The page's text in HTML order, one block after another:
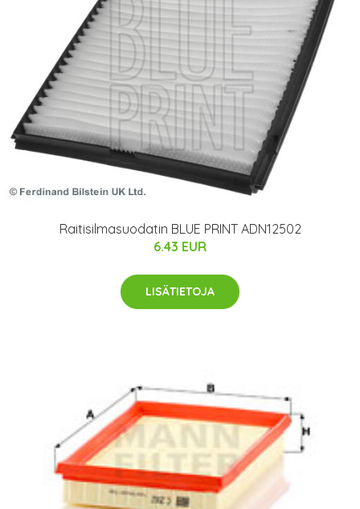
Raitisilmasuodatin BLUE PRINT ADN12502
6.43 EUR
LISÄTIETOJA